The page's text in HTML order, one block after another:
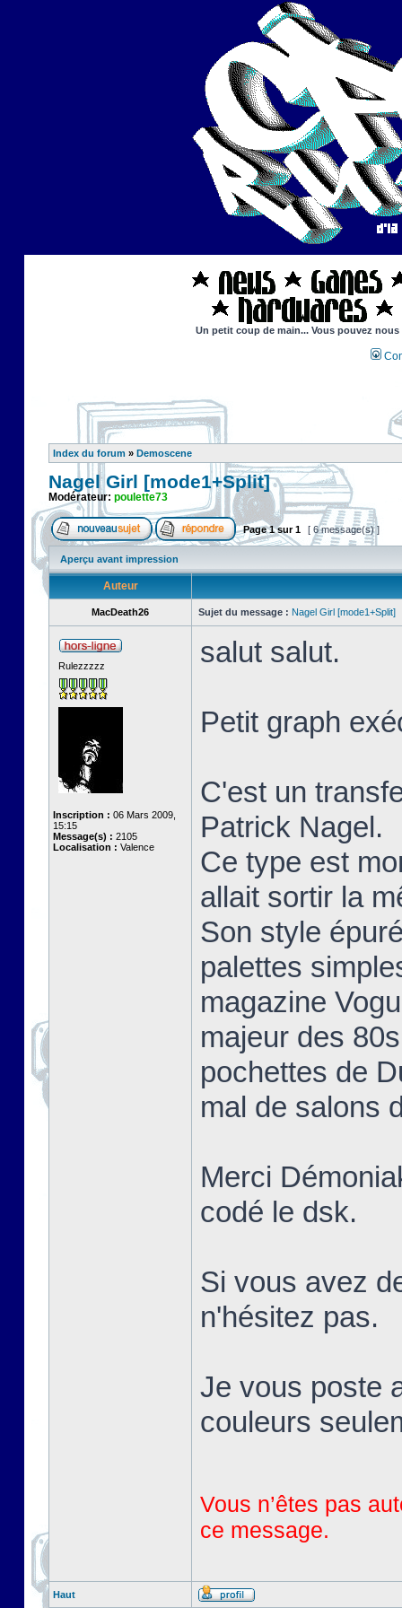
Un petit coup de main... Vous pouvez
Index du forum » Demoscene
Nagel Girl [mode1+Split]
Modérateur: poulette73
Page1sur1 [ 6 message(s) ]
Aperçu avant impression
Auteur
MacDeath26 Sujet du message : Nagel Girl [mode1+Split]
Rulezzzzz
Inscription : 06 Mars 2009,
15:15
Message(s) : 2105
Localisation : Valence
salut salut.
Petit graph
C'est un
Patrick Nagel.
Ce type est
allait sortir la
Son style
palettes
magazine
majeur des
pochettes de
mal de salons
Merci
codé le dsk.
Si vous avez
n'hésitez pas.
Je vous poste
couleurs
Vous n’êtes pas
ce message.
Haut